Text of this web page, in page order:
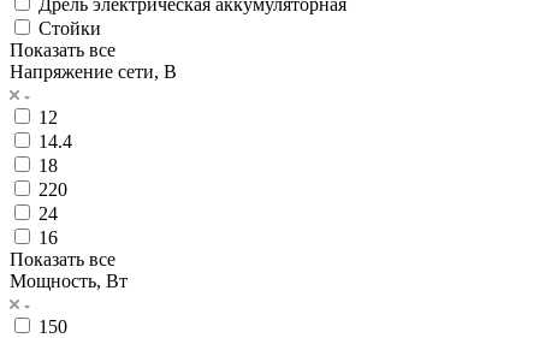
Стойки
Показать все
Напряжение сети, В
12
14.4
18
220
24
16
Показать все
Мощность, Вт
150